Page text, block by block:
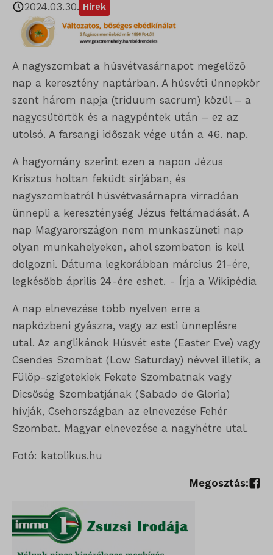
2024.03.30. Hírek
A nagyszombat a húsvétvasárnapot megelőző
nap a keresztény naptárban. A húsvéti ünnepkör
szent három napja (triduum sacrum) közül – a
nagycsütörtök és a nagypéntek után – ez az
utolsó. A farsangi időszak vége után a 46. nap.
A hagyomány szerint ezen a napon Jézus
Krisztus holtan feküdt sírjában, és
nagyszombatról húsvétvasárnapra virradóan
ünnepli a kereszténység Jézus feltámadását. A
nap Magyarországon nem munkaszüneti nap
olyan munkahelyeken, ahol szombaton is kell
dolgozni. Dátuma legkorábban március 21-ére,
legkésőbb április 24-ére eshet. - Írja a Wikipédia
A nap elnevezése több nyelven erre a
napközbeni gyászra, vagy az esti ünneplésre
utal. Az anglikánok Húsvét este (Easter Eve) vagy
Csendes Szombat (Low Saturday) névvel illetik, a
Fülöp-szigetekiek Fekete Szombatnak vagy
Dicsőség Szombatjának (Sabado de Gloria)
hívják, Csehországban az elnevezése Fehér
Szombat. Magyar elnevezése a nagyhétre utal.
Fotó: katolikus.hu
Megosztás: